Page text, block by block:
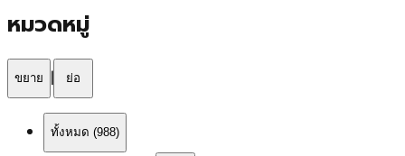
หมวดหมู่
ขยาย | ย่อ
ทั้งหมด (988)